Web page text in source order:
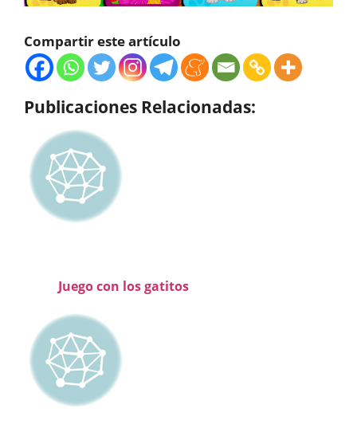
Compartir este artículo
Publicaciones Relacionadas:
Juego con los gatitos